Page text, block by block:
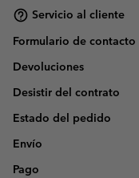
Servicio al cliente
Formulario de contacto
Devoluciones
Desistir del contrato
Estado del pedido
Envío
Pago